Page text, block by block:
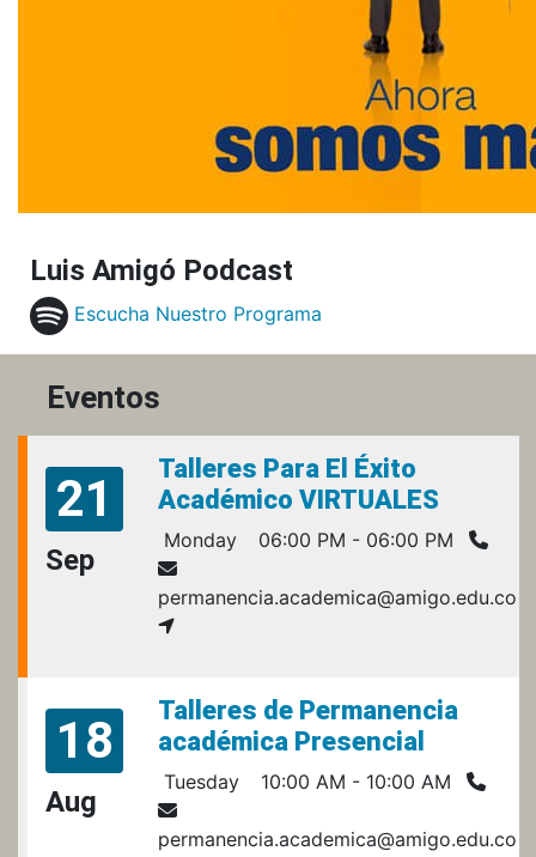
Luis Amigó Podcast
Escucha Nuestro Programa
Eventos
21
Sep
Talleres Para El Éxito
Académico VIRTUALES
Monday 06:00 PM - 06:00 PM
permanencia.academica@amigo.edu.co
18
Aug
Talleres de Permanencia
académica Presencial
Tuesday 10:00 AM - 10:00 AM
permanencia.academica@amigo.edu.co